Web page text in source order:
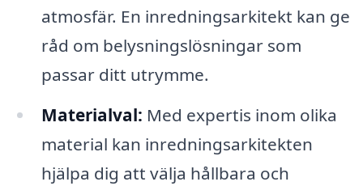
atmosfär. En inredningsarkitekt kan ge
råd om belysningslösningar som
passar ditt utrymme.
Materialval: Med expertis inom olika
material kan inredningsarkitekten
hjälpa dig att välja hållbara och